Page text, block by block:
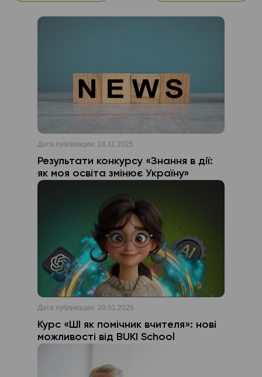
Дата публикации: 18.11.2025
Результати конкурсу «Знання в дії:
як моя освіта змінює Україну»
Дата публикации: 20.01.2025
Курс «ШІ як помічник вчителя»: нові
можливості від BUKI School